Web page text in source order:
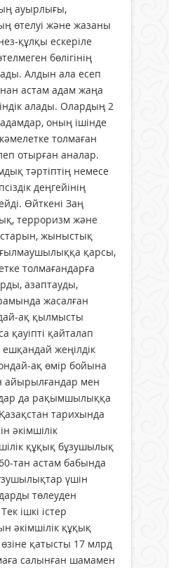
ауырлығы,
өтелуі және жазаны
құлқы ескеріле
бөлігінің
Алдын ала есеп
астам адам жаңа
алады. Олардың 2
оның ішінде
толмаған
отырған аналар.
тәртіптің немесе
деңгейінің
Өйткені Заң
терроризм және
жыныстық
қарсы,
толмағандарға
азаптауды,
жасалған
ақ қылмысты
қауіпті қайталап
жеңілдік
ақ өмір бойына
айырылғандар мен
да рақымшылыққа
Қазақстан тарихында
әкімшілік
құқық бұзушылық
тан астам бабында
үшін
төлеуден
ішкі істер
әкімшілік құқық
қатысты 17 млрд
салынған шамамен